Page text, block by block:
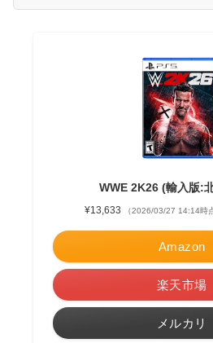
WWE 2K26 (輸入版:
¥13,633 （2026/03/27 14:14時
Amazon
楽天市場
メルカリ